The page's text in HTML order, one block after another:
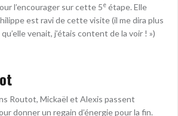
l’encourager sur cette 5e étape. Elle
est ravi de cette visite (il me dira plus
venait, j’étais content de la voir ! »)
Routot, Mickaël et Alexis passent
donner un regain d’énergie pour la fin.